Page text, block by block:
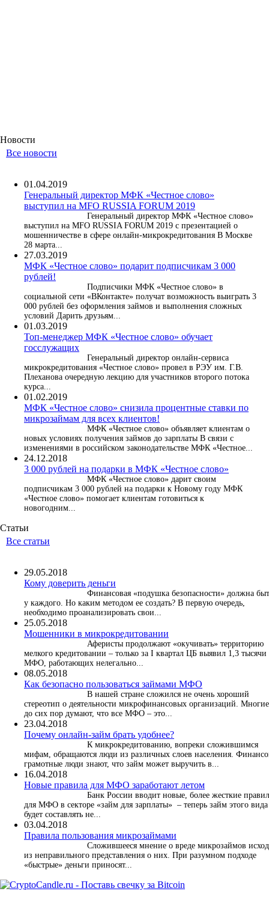
Новости
Все новости
01.04.2019
Генеральный директор МФК «Честное слово»
выступил на MFO RUSSIA FORUM 2019
Генеральный директор МФК «Честное слово»
выступил на MFO RUSSIA FORUM 2019 с презентацией о
мошенничестве в сфере онлайн-микрокредитования В Москве
28 марта...
27.03.2019
МФК «Честное слово» подарит подписчикам 3 000
рублей!
Подписчики МФК «Честное слово» в
социальной сети «ВКонтакте» получат возможность выиграть 3
000 рублей без оформления займов и выполнения сложных
условий Дарить друзьям...
01.03.2019
Топ-менеджер МФК «Честное слово» обучает
госслужащих
Генеральный директор онлайн-сервиса
микрокредитования «Честное слово» провел в РЭУ им. Г.В.
Плеханова очередную лекцию для участников второго потока
курса...
01.02.2019
МФК «Честное слово» снизила процентные ставки по
микрозаймам для всех клиентов!
МФК «Честное слово» объявляет клиентам о
новых условиях получения займов до зарплаты В связи с
изменениями в российском законодательстве МФК «Честное...
24.12.2018
3 000 рублей на подарки в МФК «Честное слово»
МФК «Честное слово» дарит своим
подписчикам 3 000 рублей на подарки к Новому году МФК
«Честное слово» помогает клиентам готовиться к
новогодним...
Статьи
Все статьи
29.05.2018
Кому доверить деньги
Финансовая «подушка безопасности» должна
у каждого. Но каким методом ее создать? В первую очередь,
необходимо проанализировать свои...
25.05.2018
Мошенники в микрокредитовании
Аферисты продолжают «окучивать» территорию
мелкого кредитовании – только за I квартал ЦБ выявил 1,3 тысячи
МФО, работающих нелегально...
08.05.2018
Как безопасно пользоваться займами МФО
В нашей стране сложился не очень хороший
стереотип о деятельности микрофинансовых организаций. Многие
до сих пор думают, что все МФО – это...
23.04.2018
Почему онлайн-займ брать удобнее?
К микрокредитованию, вопреки сложившимся
мифам, обращаются люди из различных слоев населения.
грамотные люди знают, что займ может выручить в...
16.04.2018
Новые правила для МФО заработают летом
Банк России вводит новые, более жесткие
для МФО в секторе «займ для зарплаты» – теперь займ этого вида
будет составлять не...
03.04.2018
​Правила пользования микрозаймами
Сложившееся мнение о вреде микрозаймов
из неправильного представления о них. При разумном подходе
«быстрые» деньги приносят...